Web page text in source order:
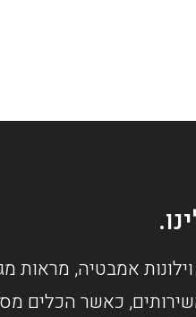
אמבטיה, מראות
כאשר הכלים